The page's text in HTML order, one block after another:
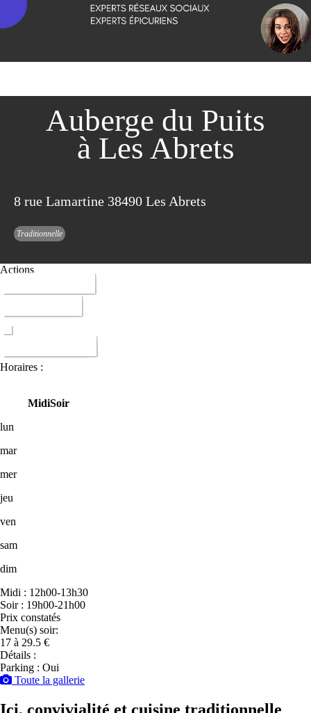
Auberge du Puits
à Les Abrets
8 rue Lamartine 38490 Les Abrets
Traditionnelle
Actions
Horaires :
MidiSoir
lun
mar
mer
jeu
ven
sam
dim
Midi : 12h00-13h30
Soir : 19h00-21h00
Prix constatés
Menu(s) soir:
17 à 29.5 €
Détails :
Parking : Oui
Toute la gallerie